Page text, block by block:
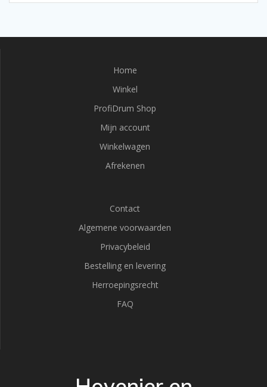
Home
Winkel
ProfiDrum Shop
Mijn account
Winkelwagen
Afrekenen
Contact
Algemene voorwaarden
Privacybeleid
Bestelling en levering
Herroepingsrecht
FAQ